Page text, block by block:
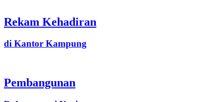
Rekam Kehadiran
di Kantor Kampung
Pembangunan